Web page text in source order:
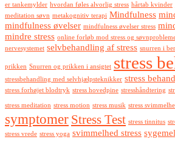
er tankemylder hvordan føles alvorlig stress hårtab kvinder
meditation søvn metakognitiv terapi Mindfulness
mindfulness øvelser mindfulness øvelser stress
mindre stress online forløb mod stress og
nervesystemet selvbehandling af stress snurren i
prikken Snurren og prikken i ansigtet stress
stressbehandling med selvhjælpsteknikker stress
stress forhøjet blodtryk stress hovedpine stresshåndtering
stress meditation stress motion stress musik stress
symptomer Stress Test stress tinnitus
stress vrede stress yoga svimmelhed stress